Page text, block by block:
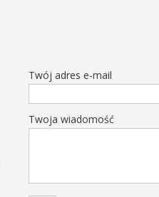
Twój adres e-mail
Twoja wiadomość